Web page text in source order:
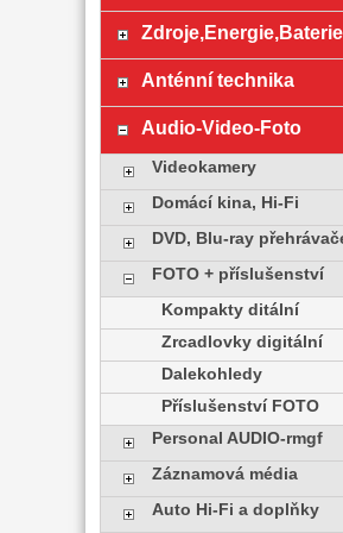
Zdroje,Energie,Baterie
Anténní technika
Audio-Video-Foto
Videokamery
Domácí kina, Hi-Fi
DVD, Blu-ray
FOTO + příslušenství
Kompakty ditální
Zrcadlovky digitální
Dalekohledy
Příslušenství FOTO
Personal AUDIO-rmgf
Záznamová média
Auto Hi-Fi a doplňky